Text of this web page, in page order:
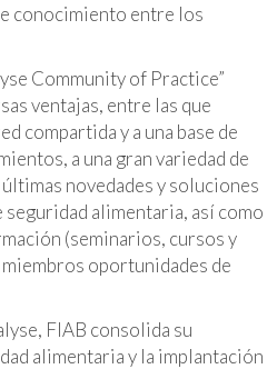
conocimiento entre los
Community of Practice”
ventajas, entre las que
compartida y a una base de
a una gran variedad de
novedades y soluciones
alimentaria, así como
(seminarios, cursos y
oportunidades de
FIAB consolida su
alimentaria y la implantación